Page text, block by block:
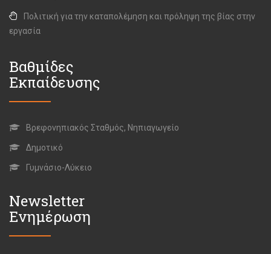
Πολιτική για την καταπολέμηση και πρόληψη της βίας στην
εργασία
Βαθμίδες
Εκπαίδευσης
Βρεφονηπιακός Σταθμός, Νηπιαγωγείο
Δημοτικό
Γυμνάσιο-Λύκειο
Newsletter
Ενημέρωση